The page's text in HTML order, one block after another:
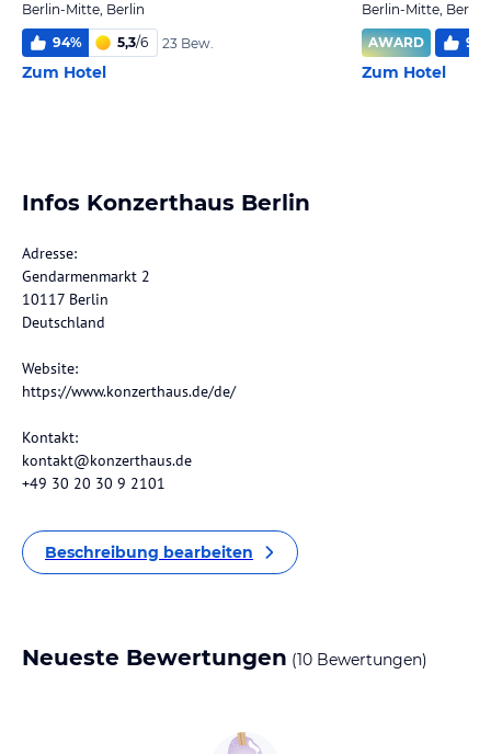
Berlin-Mitte, Berlin
94% 5,3/6 23 Bew.
Zum Hotel
Berlin-Mitte, Berlin
AWARD
95
Zum Hotel
Infos Konzerthaus Berlin
Adresse:
Gendarmenmarkt 2
10117 Berlin
Deutschland
Website:
https://www.konzerthaus.de/de/
Kontakt:
kontakt@konzerthaus.de
+49 30 20 30 9 2101
Beschreibung bearbeiten
Neueste Bewertungen (10 Bewertungen)